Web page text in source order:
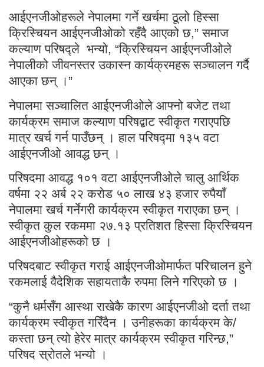
आईएनजीओहरूले नेपालमा गर्ने खर्चमा ठूलो हिस्सा
क्रिस्चियन आईएनजीओको रहँदै आएको छ,” समाज
कल्याण परिषद्ले भन्यो, “क्रिस्चियन आईएनजीओले
नेपालीको जीवनस्तर उकास्न कार्यक्रमहरू सञ्चालन गर्दै
आएका छन् ।”
नेपालमा सञ्चालित आईएनजीओले आफ्नो बजेट तथा
कार्यक्रम समाज कल्याण परिषद्बाट स्वीकृत गराएपछि
मात्र खर्च गर्न पाउँछन् । हाल परिषद्मा १३५ वटा
आईएनजीओ आवद्ध छन् ।
परिषदमा आवद्ध १०१ वटा आईएनजीओले चालु आर्थिक
वर्षमा २२ अर्ब २२ करोड ५० लाख ४३ हजार रुपैयाँ
नेपालमा खर्च गर्नेगरी कार्यक्रम स्वीकृत गराएका छन् ।
स्वीकृत कुल रकममा २७.१३ प्रतिशत हिस्सा क्रिस्चियन
आईएनजीओहरूको छ ।
परिषदबाट स्वीकृत गराई आईएनजीओमार्फत परिचालन हुने
रकमलाई वैदेशिक सहायताकै रुपमा लिने गरिएको छ ।
“कुनै धर्मसँग आस्था राखेकै कारण आईएनजीओ दर्ता तथा
कार्यक्रम स्वीकृत गरिँदैन । उनीहरूका कार्यक्रम के/
कस्ता छन् त्यो हेरेर मात्र कार्यक्रम स्वीकृत गरिन्छ,”
परिषद स्रोतले भन्यो ।